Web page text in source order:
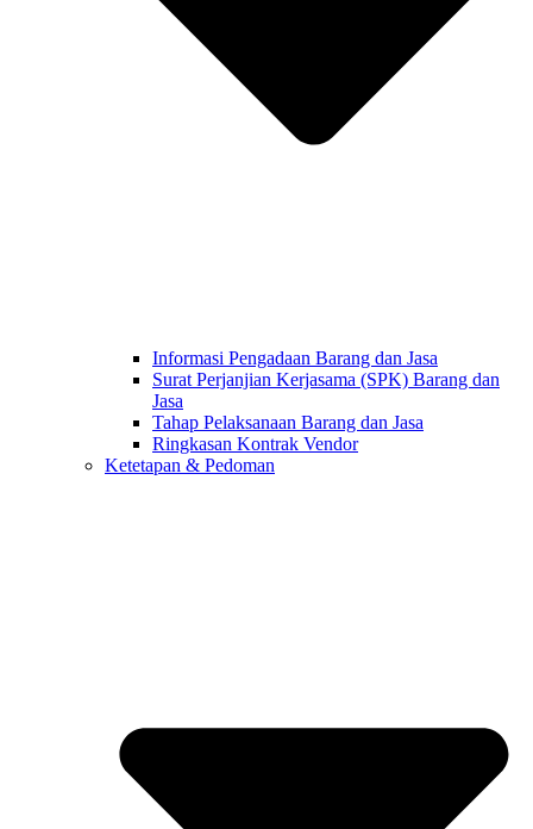
Informasi Pengadaan Barang dan Jasa
Surat Perjanjian Kerjasama (SPK) Barang dan
Jasa
Tahap Pelaksanaan Barang dan Jasa
Ringkasan Kontrak Vendor
Ketetapan & Pedoman